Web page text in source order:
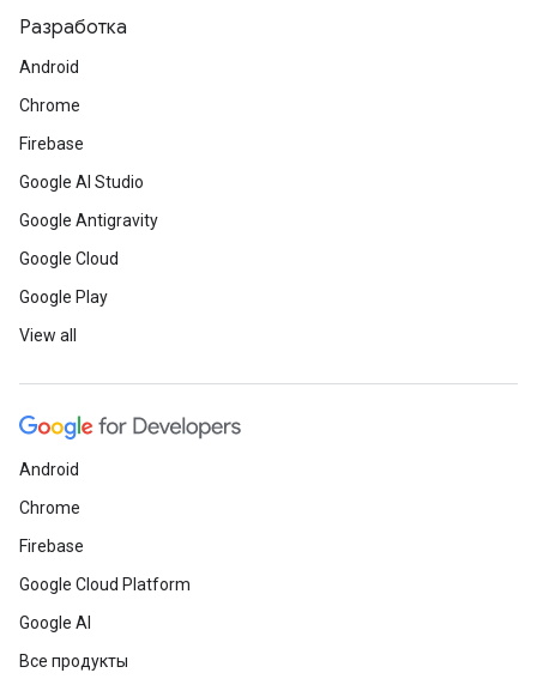
Разработка
Android
Chrome
Firebase
Google AI Studio
Google Antigravity
Google Cloud
Google Play
View all
Android
Chrome
Firebase
Google Cloud Platform
Google AI
Все продукты